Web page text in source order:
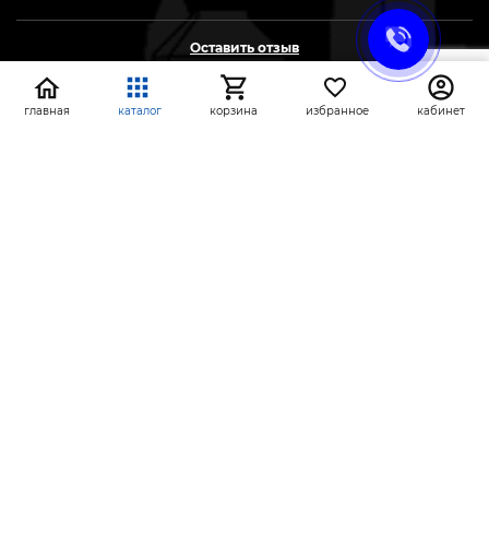
Оставить отзыв
Предложение
главная каталог корзина избранное кабинет